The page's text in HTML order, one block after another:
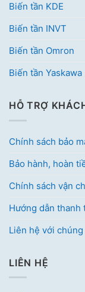
Biến tần KDE
Biến tần INVT
Biến tần Omron
Biến tần Yaskawa
HỖ TRỢ
Chính sách bảo
Bảo hành, hoàn
Chính sách vận
Hướng dẫn thanh
Liên hệ với
LIÊN HỆ